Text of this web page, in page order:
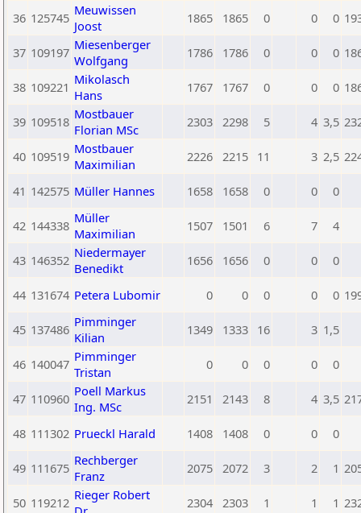
36 125745 Meuwissen
Joost
1865 1865 0 0 0
37 109197 Miesenberger
Wolfgang
1786 1786 0 0 0
38 109221 Mikolasch
Hans
1767 1767 0 0 0
39 109518 Mostbauer
Florian MSc
2303 2298 5 4 3,5
40 109519 Mostbauer
Maximilian
2226 2215 11 3 2,5
41 142575 Müller Hannes 1658 1658 0 0 0
42 144338 Müller
Maximilian
1507 1501 6 7 4
43 146352 Niedermayer
Benedikt
1656 1656 0 0 0
44 131674 Petera Lubomir 0 0 0 0 0
45 137486 Pimminger
Kilian
1349 1333 16 3 1,5
46 140047 Pimminger
Tristan
0 0 0 0 0
47 110960 Poell Markus
Ing. MSc
2151 2143 8 4 3,5
48 111302 Prueckl Harald 1408 1408 0 0 0
49 111675 Rechberger
Franz
2075 2072 3 2 1
50 119212 Rieger Robert
2304 2303 1 1 1